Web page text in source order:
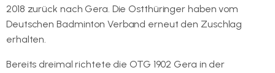
2018 zurück nach Gera. Die Ostthüringer haben vom
Deutschen Badminton Verband erneut den Zuschlag
erhalten.
Bereits dreimal richtete die OTG 1902 Gera in der